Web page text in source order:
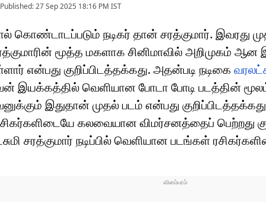
Published:27 Sep 2025 18:16 PM IST
கொண்டாடப்படும் நடிகர் தான் சரத்குமார். இவரது
மூத்த மகளாக சினிமாவில் அறிமுகம்
என்பது குறிப்பிடத்தக்கது. அதன்படி நடிகை
இயக்கத்தில் வெளியான போடா போடி படத்தின்
இதுதான் முதல் படம் என்பது
ரசிகர்களிடையே கலவையான விமர்சனத்தைப் பெற்றது
சரத்குமார் நடிப்பில் வெளியான படங்கள்